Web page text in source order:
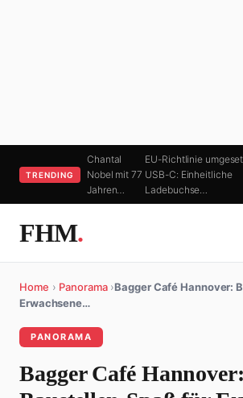
TRENDING
Chantal
Nobel mit 77
Jahren…
EU-Richtlinie
USB-C: Einheitliche
Ladebuchse…
FHM.
Home › Panorama ›Bagger Café Hannover:
Erwachsene…
PANORAMA
Bagger Café Hannover: